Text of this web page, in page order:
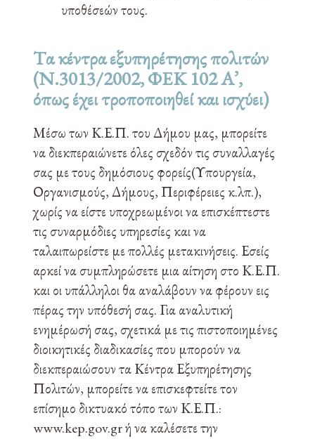
υποθέσεών τους.
Tα κέντρα εξυπηρέτησης πολιτών
(Ν.3013/2002, ΦΕΚ 102 Α’,
όπως έχει τροποποιηθεί και ισχύει)
Μέσω των Κ.Ε.Π. του Δήμου μας, μπορείτε
να διεκπεραιώνετε όλες σχεδόν τις συναλλαγές
σας με τους δημόσιους φορείς(Υπουργεία,
Οργανισμούς, Δήμους, Περιφέρειες κ.λπ.),
χωρίς να είστε υποχρεωμένοι να επισκέπτεστε
τις συναρμόδιες υπηρεσίες και να
ταλαιπωρείστε με πολλές μετακινήσεις. Εσείς
αρκεί να συμπληρώσετε μια αίτηση στο Κ.Ε.Π.
και οι υπάλληλοι θα αναλάβουν να φέρουν εις
πέρας την υπόθεσή σας. Για αναλυτική
ενημέρωσή σας, σχετικά με τις πιστοποιημένες
διοικητικές διαδικασίες που μπορούν να
διεκπεραιώσουν τα Κέντρα Εξυπηρέτησης
Πολιτών, μπορείτε να επισκεφτείτε τον
επίσημο δικτυακό τόπο των Κ.Ε.Π.:
www.kep.gov.gr ή να καλέσετε την